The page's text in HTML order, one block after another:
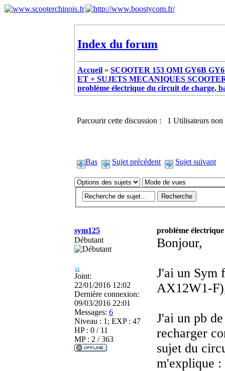
Index du forum
Accueil » SCOOTER 153 QMI GY6B
ET + SUJETS MECANIQUES
problème électrique du circuit de charge,
Parcourir cette discussion : 1 Utilisateurs non
Bas Sujet précédent Sujet suivant
sym125
problème
Débutant
Joint:
22/01/2016 12:02
Dernière connexion:
09/03/2016 22:01
Messages: 6
Niveau : 1; EXP : 47
HP : 0 / 11
MP : 2 / 363
Bonjour,
J'ai un Sym
AX12W1-
J'ai un pb
recharger
sujet du
m'explique :